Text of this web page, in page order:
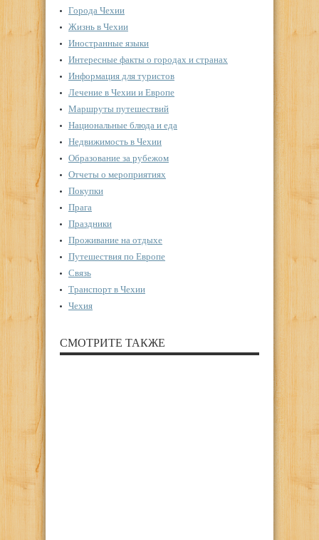
Города Чехии
Жизнь в Чехии
Иностранные языки
Интересные факты о городах и странах
Информация для туристов
Лечение в Чехии и Европе
Маршруты путешествий
Национальные блюда и еда
Недвижимость в Чехии
Образование за рубежом
Отчеты о мероприятиях
Покупки
Прага
Праздники
Проживание на отдыхе
Путешествия по Европе
Связь
Транспорт в Чехии
Чехия
СМОТРИТЕ ТАКЖЕ